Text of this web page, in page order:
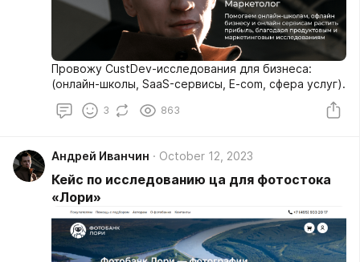
Провожу CustDev-исследования для бизнеса:
(онлайн-школы, SaaS-сервисы, E-com, сфера услуг).
3 863
Андрей Иванчин October 12, 2023
Кейс по исследованию ца для фотостока
«Лори»